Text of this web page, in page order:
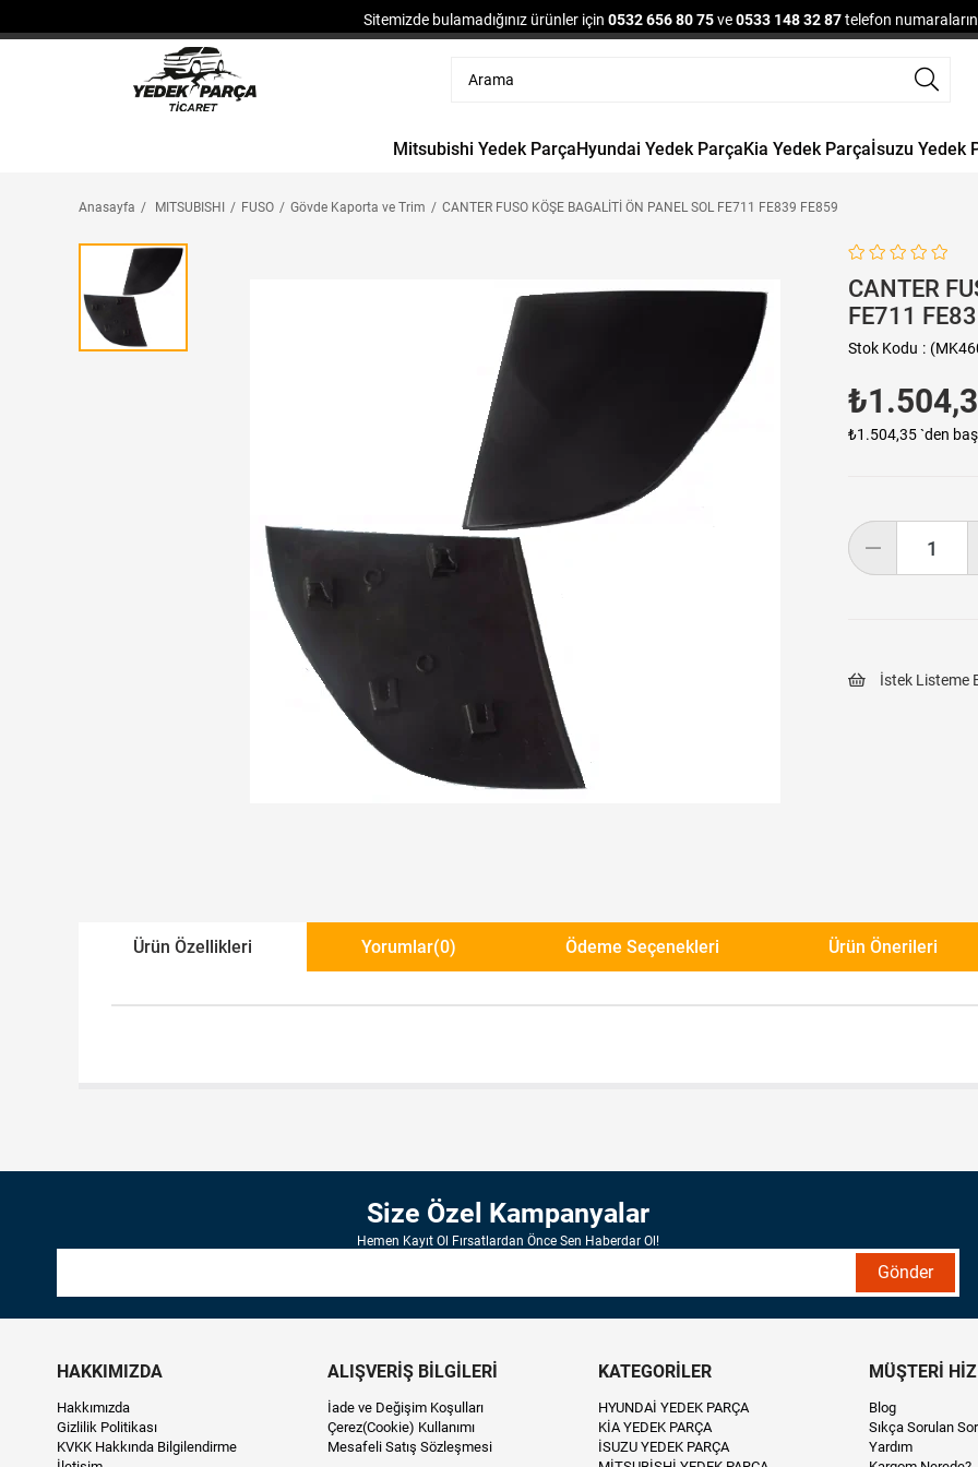
Sitemizde bulamadığınız ürünler için 0532 656 80 75ve0533 148 32 87telefon
Mitsubishi Yedek ParçaHyundai Yedek ParçaKia Yedek Parçaİsuzu Yedek
Anasayfa MITSUBISHI FUSO Gövde Kaporta ve Trim CANTER FUSO KÖŞE BAGALİTİ ÖN PANEL SOL FE711 FE839 FE859
CANTER
FE711
Stok Kodu
₺1.504,35`den
İstek Listeme
Ürün Özellikleri Yorumlar(0) Ödeme Seçenekleri Ürün Önerileri
Size Özel Kampanyalar
Hemen Kayıt Ol Fırsatlardan Önce Sen Haberdar Ol!
Gönder
HAKKIMIZDA
Hakkımızda
Gizlilik Politikası
KVKK Hakkında Bilgilendirme
ALIŞVERİŞ BİLGİLERİ
İade ve Değişim Koşulları
Çerez(Cookie) Kullanımı
Mesafeli Satış Sözleşmesi
KATEGORİLER
HYUNDAİ YEDEK PARÇA
KİA YEDEK PARÇA
İSUZU YEDEK PARÇA
MÜŞTERİ
Blog
Sıkça Sorulan
Yardım